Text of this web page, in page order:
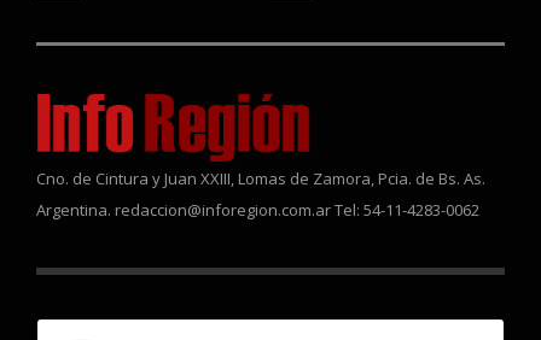
Cno. de Cintura y Juan XXIII, Lomas de Zamora, Pcia. de Bs. As.
Argentina. redaccion@inforegion.com.ar Tel: 54-11-4283-0062